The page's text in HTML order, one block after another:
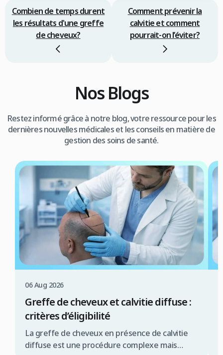
Combien de temps durent
les résultats d'une greffe
de cheveux?
Comment prévenir la
calvitie et comment
pourrait-on l’éviter?
Nos Blogs
Restez informé grâce à notre blog, votre ressource pour les
dernières nouvelles médicales et les conseils en matière de
gestion des soins de santé.
06 Aug 2026
Greffe de cheveux et calvitie diffuse :
critères d’éligibilité
La greffe de cheveux en présence de calvitie
diffuse est une procédure complexe mais